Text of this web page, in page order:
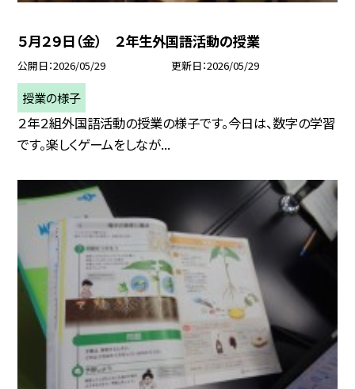
５月２９日（金） ２年生外国語活動の授業
公開日 2026/05/29 更新日 2026/05/29
授業の様子
２年２組外国語活動の授業の様子です。今日は、数字の学習
です。楽しくゲームをしなが...